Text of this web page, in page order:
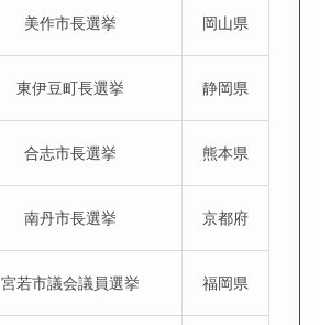
美作市長選挙 岡山県
東伊豆町長選挙 静岡県
合志市長選挙 熊本県
南丹市長選挙 京都府
宮若市議会議員選挙 福岡県